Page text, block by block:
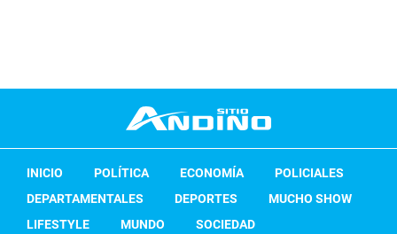
INICIO POLÍTICA ECONOMÍA
POLICIALES
DEPARTAMENTALES
DEPORTES
MUCHO SHOW
LIFESTYLE
MUNDO SOCIEDAD